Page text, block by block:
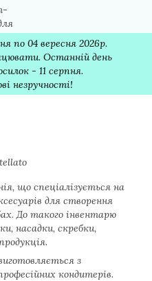
по 04 вересня 2026р.
Останній день
- 11 серпня.
незручності!
що спеціалізується на
для створення
До такого інвентарю
насадки, скребки,
з
кондитерів.